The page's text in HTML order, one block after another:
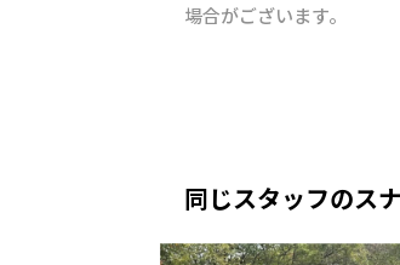
場合がございます。
同じスタッフのス